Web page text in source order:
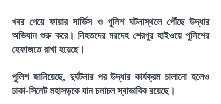
খবর পেয়ে ফায়ার সার্ভিস ও পুলিশ ঘটনাস্থলে পৌঁছে উদ্ধার
অভিযান শুরু করে। নিহতদের মরদেহ শেরপুর হাইওয়ে পুলিশের
হেফাজতে রাখা হয়েছে।
পুলিশ জানিয়েছে, দুর্ঘটনার পর উদ্ধার কার্যক্রম চালানো হলেও
ঢাকা-সিলেট মহাসড়কে যান চলাচল স্বাভাবিক রয়েছে।